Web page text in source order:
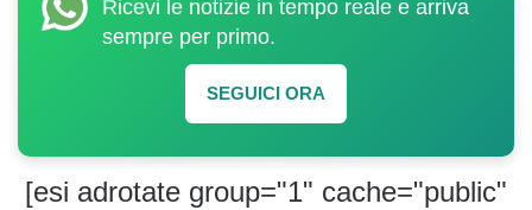
Ricevi le notizie in tempo reale e arriva
sempre per primo.
SEGUICI ORA
[esi adrotate group="1" cache="public"